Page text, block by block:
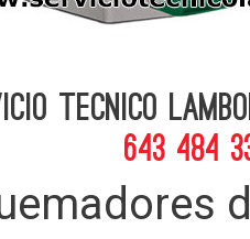
Tecnico
643 484